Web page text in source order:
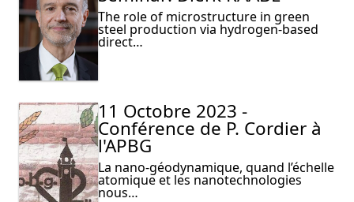
The role of microstructure in green
steel production via hydrogen-based
direct…
11 Octobre 2023 -
Conférence de P. Cordier à
l'APBG
La nano-géodynamique, quand l’échelle
atomique et les nanotechnologies
nous…